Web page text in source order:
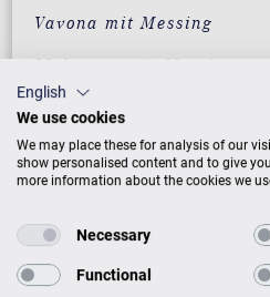
Vavona mit Messing
Makassar mit Messing
Santos Palisander mit
Messing
Pyramidenmahagoni mit
Messing
ZUSATZLEISTUNGEN
RESIDENCE R 6
English
We use cookies
We may place these for analysis of our
show personalised content and to give
more information about the cookies we
Necessary
Functional